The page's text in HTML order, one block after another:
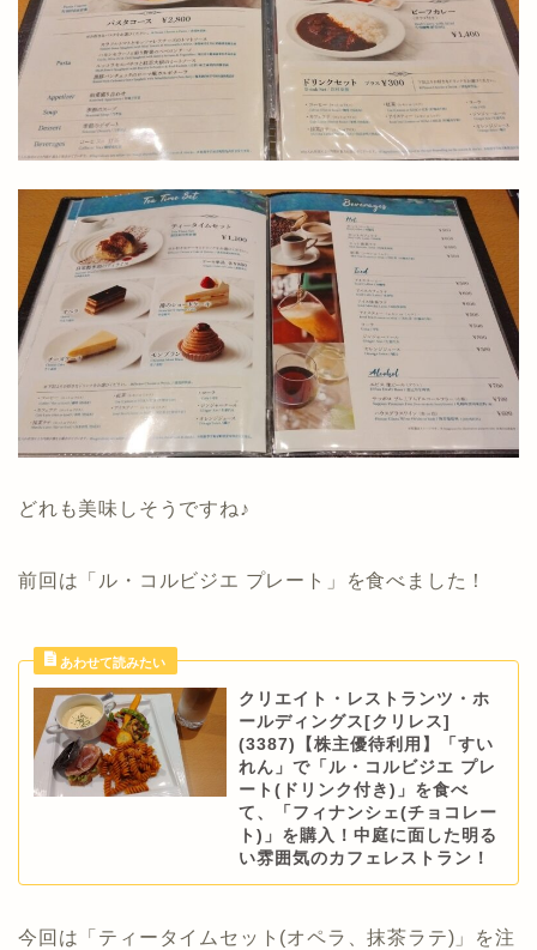
どれも美味しそうですね♪
前回は「ル・コルビジエ プレート」を食べました！
クリエイト・レストランツ・ホ
ールディングス[クリレス]
(3387)【株主優待利用】「すい
れん」で「ル・コルビジエ プレ
ート(ドリンク付き)」を食べ
て、「フィナンシェ(チョコレー
ト)」を購入！中庭に面した明る
い雰囲気のカフェレストラン！
今回は「ティータイムセット(オペラ、抹茶ラテ)」を注